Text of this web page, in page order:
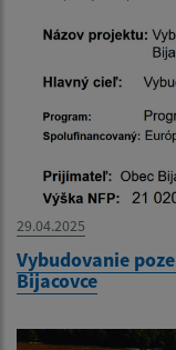
29.04.2025
Vybudovanie
Bijacovce